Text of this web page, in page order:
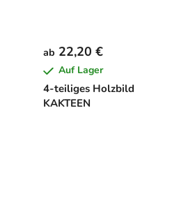
4-teiliges Holzbild
KAKTEEN
ab 22,20 €
Auf Lager